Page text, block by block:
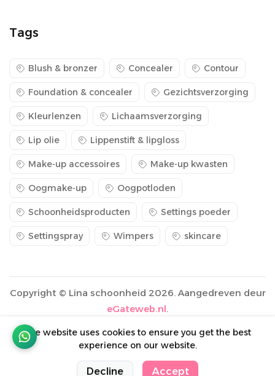
Tags
Blush & bronzer Concealer Contour
Foundation & concealer Gezichtsverzorging
Kleurlenzen Lichaamsverzorging
Lip olie Lippenstift & lipgloss
Make-up accessoires Make-up kwasten
Oogmake-up Oogpotloden
Schoonheidsproducten Settings poeder
Settingspray Wimpers skincare
Copyright © Lina schoonheid 2026. Aangedreven deur
eGateweb.nl.
The website uses cookies to ensure you get the best
experience on our website.
Decline Accept